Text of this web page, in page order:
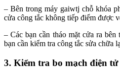
– Bên trong máy gaiwtj chỗ khóa
cửa công tắc không tiếp điểm được
– Các bạn cần tháo mặt cửa ra
bạn cần kiểm tra công tắc sửa chữa
3. Kiểm tra bo mạch điện tử